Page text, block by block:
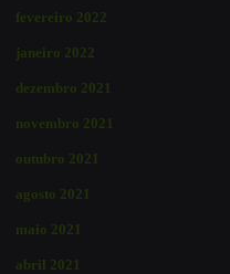
fevereiro 2022
janeiro 2022
dezembro 2021
novembro 2021
outubro 2021
agosto 2021
maio 2021
abril 2021